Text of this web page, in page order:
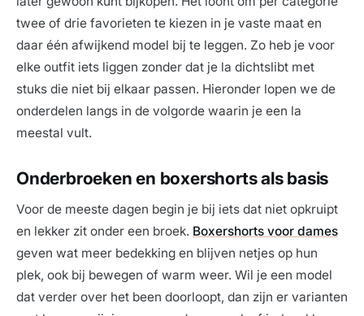
twee of drie favorieten te kiezen in je vaste maat en
daar één afwijkend model bij te leggen. Zo heb je voor
elke outfit iets liggen zonder dat je la dichtslibt met
stuks die niet bij elkaar passen. Hieronder lopen we de
onderdelen langs in de volgorde waarin je een la
meestal vult.
Onderbroeken en boxershorts als basis
Voor de meeste dagen begin je bij iets dat niet opkruipt
en lekker zit onder een broek. Boxershorts voor dames
geven wat meer bedekking en blijven netjes op hun
plek, ook bij bewegen of warm weer. Wil je een model
dat verder over het been doorloopt, dan zijn er varianten